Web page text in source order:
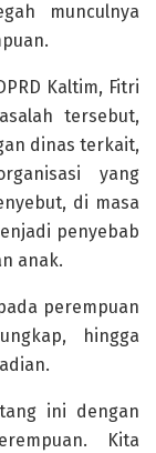
munculnya
Kaltim, Fitri
tersebut,
dinas terkait,
yang
di masa
penyebab
anak.
perempuan
hingga
ini dengan
Kita